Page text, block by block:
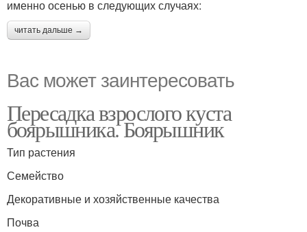
именно осенью в следующих случаях:
читать дальше →
Вас может заинтересовать
Пересадка взрослого куста
боярышника. Боярышник
Тип растения
Семейство
Декоративные и хозяйственные качества
Почва